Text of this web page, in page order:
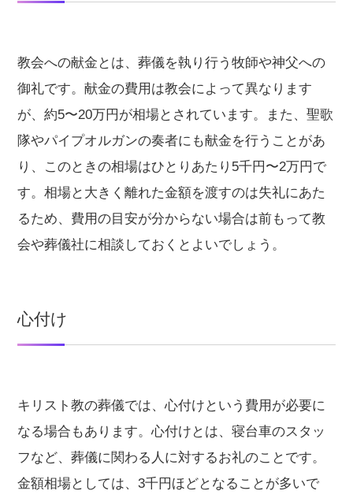
教会への献金とは、葬儀を執り行う牧師や神父への
御礼です。献金の費用は教会によって異なります
が、約5〜20万円が相場とされています。また、聖歌
隊やパイプオルガンの奏者にも献金を行うことがあ
り、このときの相場はひとりあたり5千円〜2万円で
す。相場と大きく離れた金額を渡すのは失礼にあた
るため、費用の目安が分からない場合は前もって教
会や葬儀社に相談しておくとよいでしょう。
心付け
キリスト教の葬儀では、心付けという費用が必要に
なる場合もあります。心付けとは、寝台車のスタッ
フなど、葬儀に関わる人に対するお礼のことです。
金額相場としては、3千円ほどとなることが多いで